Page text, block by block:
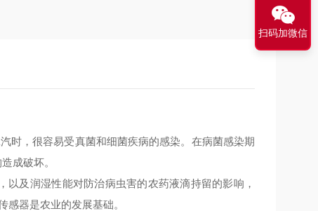
时，很容易受真菌和细菌疾病的感染。在病菌感染期
成破坏。
及润湿性能对防治病虫害的农药液滴持留的影响，
器是农业的发展基础。
扫码加微信